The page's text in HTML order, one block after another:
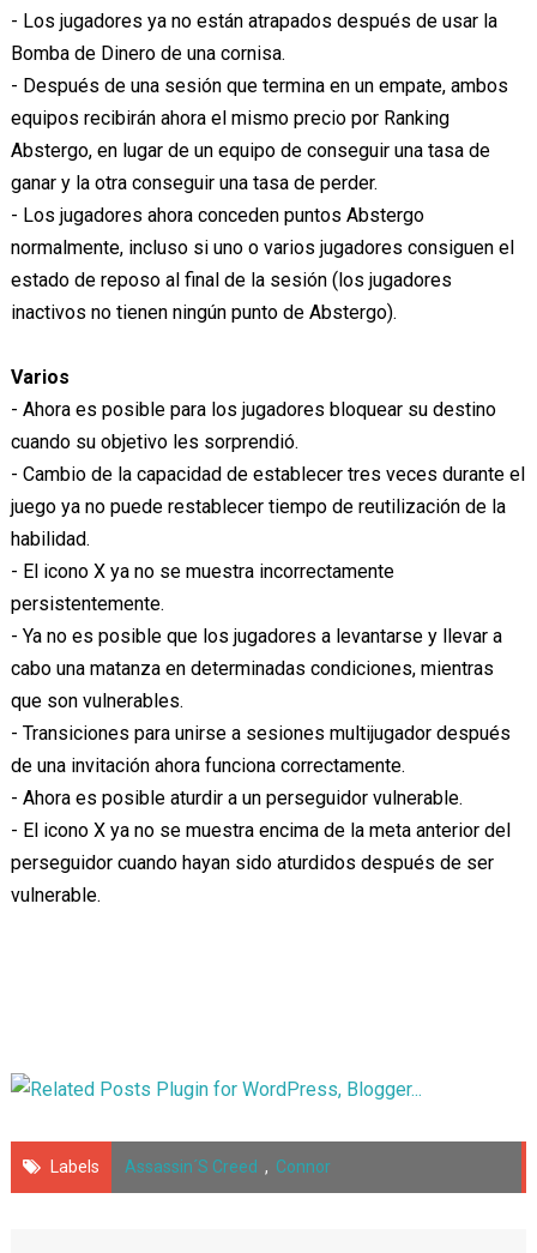
- Los jugadores ya no están atrapados después de usar la
Bomba de Dinero de una cornisa.
- Después de una sesión que termina en un empate, ambos
equipos recibirán ahora el mismo precio por Ranking
Abstergo, en lugar de un equipo de conseguir una tasa de
ganar y la otra conseguir una tasa de perder.
- Los jugadores ahora conceden puntos Abstergo
normalmente, incluso si uno o varios jugadores consiguen el
estado de reposo al final de la sesión (los jugadores
inactivos no tienen ningún punto de Abstergo).
Varios
- Ahora es posible para los jugadores bloquear su destino
cuando su objetivo les sorprendió.
- Cambio de la capacidad de establecer tres veces durante el
juego ya no puede restablecer tiempo de reutilización de la
habilidad.
- El icono X ya no se muestra incorrectamente
persistentemente.
- Ya no es posible que los jugadores a levantarse y llevar a
cabo una matanza en determinadas condiciones, mientras
que son vulnerables.
- Transiciones para unirse a sesiones multijugador después
de una invitación ahora funciona correctamente.
- Ahora es posible aturdir a un perseguidor vulnerable.
- El icono X ya no se muestra encima de la meta anterior del
perseguidor cuando hayan sido aturdidos después de ser
vulnerable.
Labels Assassin´s Creed , Connor